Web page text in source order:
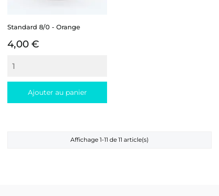
Standard 8/0 - Orange
Prix
4,00 €
Ajouter au panier
Affichage 1-11 de 11 article(s)